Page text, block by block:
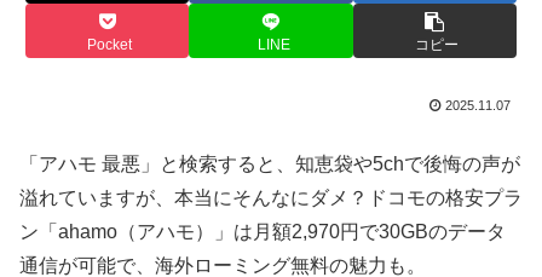
Pocket LINE コピー
2025.11.07
「アハモ 最悪」と検索すると、知恵袋や5chで後悔の声が
溢れていますが、本当にそんなにダメ？ドコモの格安プラ
ン「ahamo（アハモ）」は月額2,970円で30GBのデータ
通信が可能で、海外ローミング無料の魅力も。